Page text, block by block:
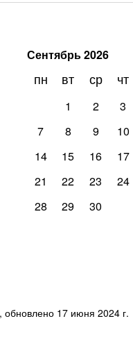
Сентябрь2026
пн вт ср чт
1 2 3
7
8 9 10
14
15 16 17
21
22 23 24
28
29 30
17 июня 2024 г.